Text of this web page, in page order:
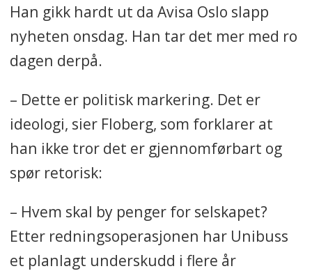
Han gikk hardt ut da Avisa Oslo slapp
nyheten onsdag. Han tar det mer med ro
dagen derpå.
– Dette er politisk markering. Det er
ideologi, sier Floberg, som forklarer at
han ikke tror det er gjennomførbart og
spør retorisk:
– Hvem skal by penger for selskapet?
Etter redningsoperasjonen har Unibuss
et planlagt underskudd i flere år